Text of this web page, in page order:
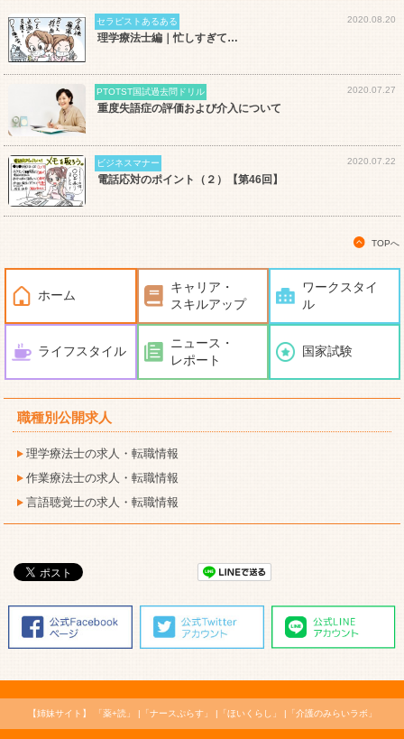
セラピストあるある 2020.08.20
理学療法士編｜忙しすぎて…
PTOTST国試過去問ドリル 2020.07.27
重度失語症の評価および介入について
ビジネスマナー 2020.07.22
電話応対のポイント（２）【第46回】
TOPへ
ホーム
キャリア・
スキルアップ
ワークスタイ
ル
ライフスタイル
ニュース・
レポート
国家試験
職種別公開求人
理学療法士の求人・転職情報
作業療法士の求人・転職情報
言語聴覚士の求人・転職情報
【姉妹サイト】 「薬+読」 「ナースぷらす」 「ほいくらし」 「介護のみらいラボ」